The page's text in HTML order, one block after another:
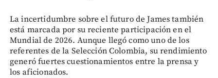
La incertidumbre sobre el futuro de James también
está marcada por su reciente participación en el
Mundial de 2026. Aunque llegó como uno de los
referentes de la Selección Colombia, su rendimiento
generó fuertes cuestionamientos entre la prensa y
los aficionados.